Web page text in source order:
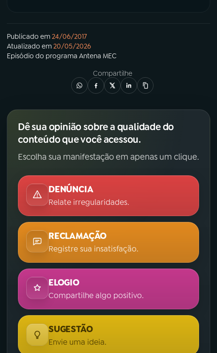
Publicado em24/06/2017
Atualizado em20/05/2026
Episódio do programa Antena MEC
Compartilhe
Dê sua opinião sobre a qualidade do
conteúdo que você acessou.
Escolha sua manifestação em apenas um clique.
DENÚNCIA
Relate irregularidades.
RECLAMAÇÃO
Registre sua insatisfação.
ELOGIO
Compartilhe algo positivo.
SUGESTÃO
Envie uma ideia.